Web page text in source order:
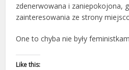
zdenerwowana i zaniepokojona,
zainteresowania ze strony
One to chyba nie były
Like this: